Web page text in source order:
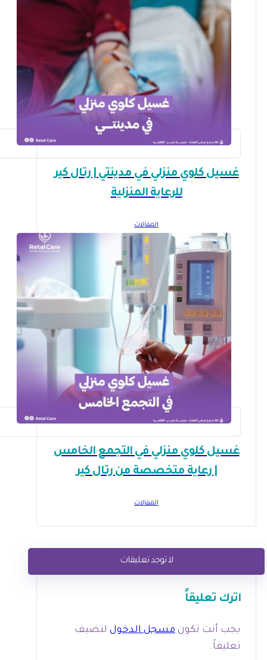
غسيل كلوي منزلي في مدينتي | رتال كير
للرعاية المنزلية
المقالات
غسيل كلوي منزلي في التجمع الخامس
| رعاية متخصصة من رتال كير
المقالات
لا توجد تعليقات
اترك تعليقاً
يجب أنت تكون مسجل الدخول لتضيف
تعليقاً.